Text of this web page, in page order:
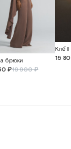
брюки
₽19 900 ₽
Кле́
15